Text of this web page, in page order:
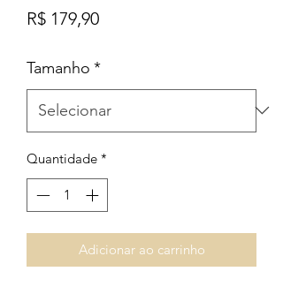
R$ 179,90Preço
Tamanho *
Quantidade *
Adicionar ao carrinho